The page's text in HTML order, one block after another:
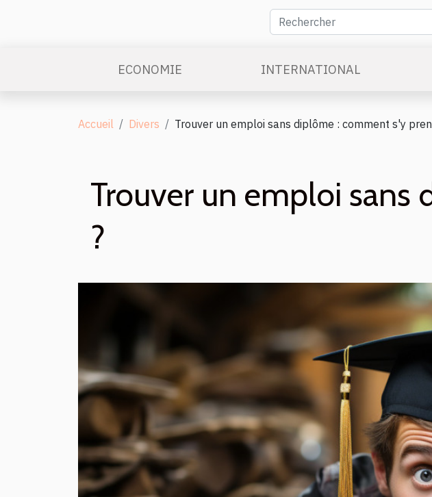
ECONOMIE INTERNATIONAL
Accueil Divers Trouver un emploi sans diplôme : comment s'y
Trouver un emploi sans
?